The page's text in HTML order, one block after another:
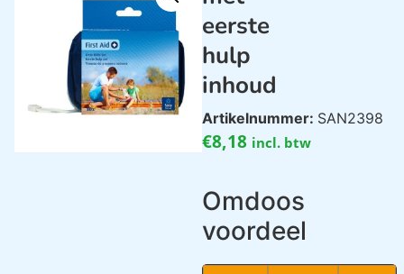
eerste
hulp
inhoud
Artikelnummer: SAN2398
€8,18 incl. btw
Omdoos
voordeel